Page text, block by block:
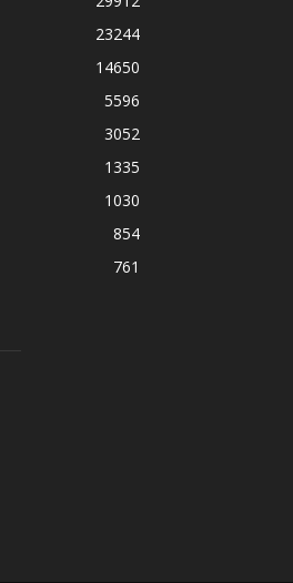
23244
14650
5596
3052
1335
1030
854
761